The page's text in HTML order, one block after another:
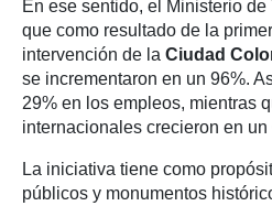
En ese sentido, el Ministerio de
que como resultado de la
intervención de la Ciudad
se incrementaron en un 96%.
29% en los empleos, mientras
internacionales crecieron en un
La iniciativa tiene como
públicos y monumentos